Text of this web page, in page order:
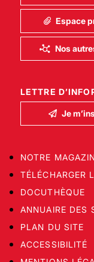
Espace
Nos
LETTRE
Je
NOTRE
TÉLÉCHARGER
DOCUTHÈQUE
ANNUAIRE DES
PLAN DU SITE
ACCESSIBILITÉ